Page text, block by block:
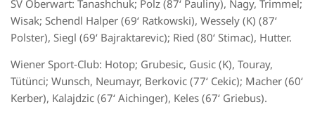
SV Oberwart: Tanashchuk; Polz (87‘ Pauliny), Nagy, Trimmel;
Wisak; Schendl Halper (69‘ Ratkowski), Wessely (K) (87‘
Polster), Siegl (69‘ Bajraktarevic); Ried (80‘ Stimac), Hutter.
Wiener Sport-Club: Hotop; Grubesic, Gusic (K), Touray,
Tütünci; Wunsch, Neumayr, Berkovic (77‘ Cekic); Macher (60‘
Kerber), Kalajdzic (67‘ Aichinger), Keles (67‘ Griebus).